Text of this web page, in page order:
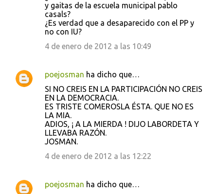
y gaitas de la escuela municipal pablo
casals?
¿Es verdad que a desaparecido con el PP y
no con IU?
4 de enero de 2012 a las 10:49
poejosman ha dicho que…
SI NO CREIS EN LA PARTICIPACIÓN NO CREIS
EN LA DEMOCRACIA.
ES TRISTE COMEROSLA ÉSTA. QUE NO ES
LA MIA.
ADIOS, ¡ A LA MIERDA ! DIJO LABORDETA Y
LLEVABA RAZÓN.
JOSMAN.
4 de enero de 2012 a las 12:22
poejosman ha dicho que…